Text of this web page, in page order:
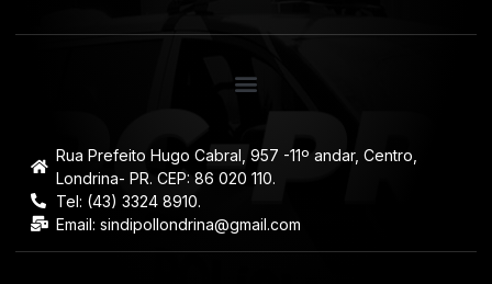
Rua Prefeito Hugo Cabral, 957 -11º andar, Centro,
Londrina- PR. CEP: 86 020 110.
Tel: (43) 3324 8910.
Email: sindipollondrina@gmail.com